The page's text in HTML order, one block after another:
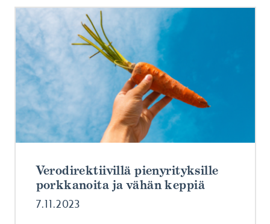
Verodirektiivillä pienyrityksille
porkkanoita ja vähän keppiä
7.11.2023